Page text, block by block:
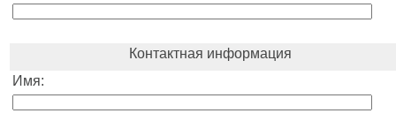
Контактная информация
Имя: